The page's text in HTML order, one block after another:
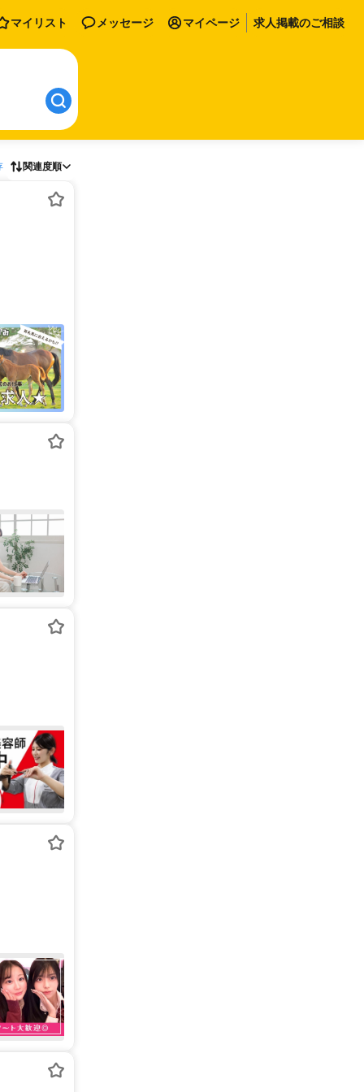
マイリスト メッセージ マイページ 求人掲載のご相談
関連度順